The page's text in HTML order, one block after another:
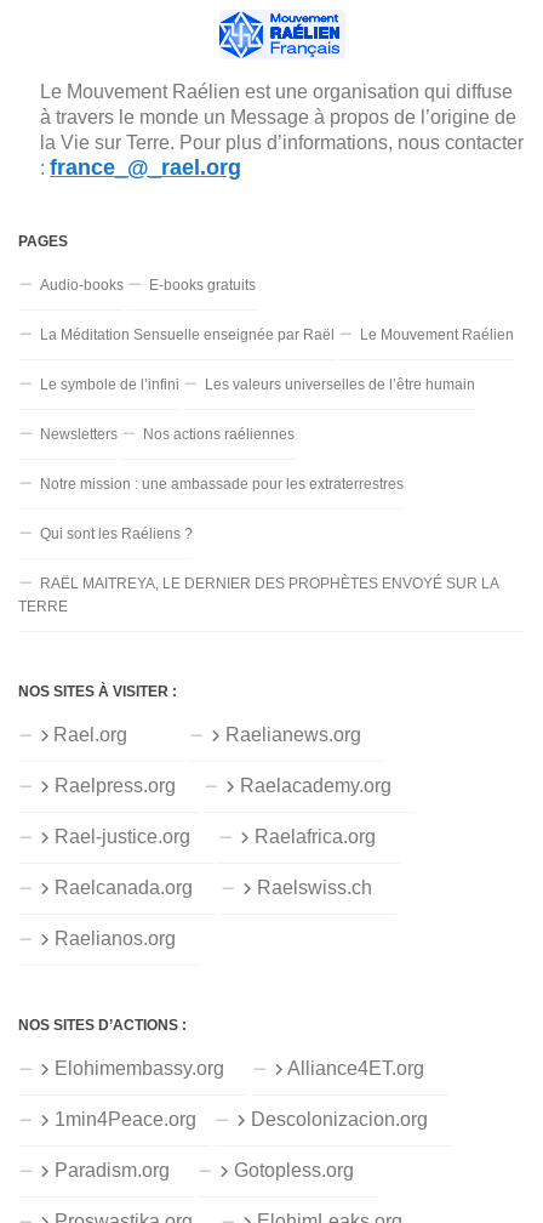
Le Mouvement Raélien est une organisation qui diffuse
à travers le monde un Message à propos de l’origine de
la Vie sur Terre. Pour plus d’informations, nous contacter
: france_@_rael.org
PAGES
Audio-books E-books gratuits
La Méditation Sensuelle enseignée par Raël Le Mouvement Raélien
Le symbole de l’infini Les valeurs universelles de l’être humain
Newsletters Nos actions raéliennes
Notre mission : une ambassade pour les extraterrestres
Qui sont les Raéliens ?
RAËL MAITREYA, LE DERNIER DES PROPHÈTES ENVOYÉ SUR LA
TERRE
NOS SITES À VISITER :
Rael.org Raelianews.org
Raelpress.org Raelacademy.org
Rael-justice.org Raelafrica.org
Raelcanada.org Raelswiss.ch
Raelianos.org
NOS SITES D’ACTIONS :
Elohimembassy.org Alliance4ET.org
1min4Peace.org Descolonizacion.org
Paradism.org Gotopless.org